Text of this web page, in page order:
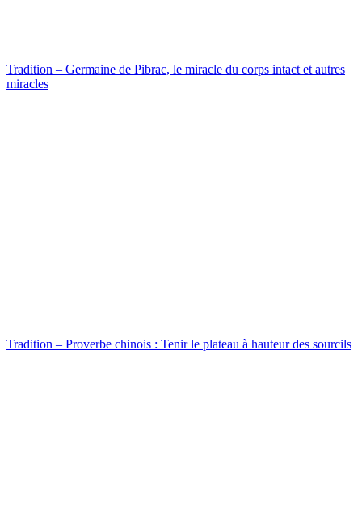
Tradition – Germaine de Pibrac, le miracle du corps intact et autres
miracles
Tradition – Proverbe chinois : Tenir le plateau à hauteur des sourcils